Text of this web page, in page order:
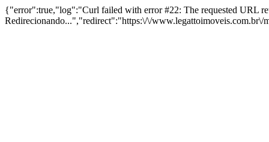
{"error":true,"log":"Curl failed with error #22: The requested URL
Redirecionando...","redirect":"https:\/\/www.legattoimoveis.com.br\/